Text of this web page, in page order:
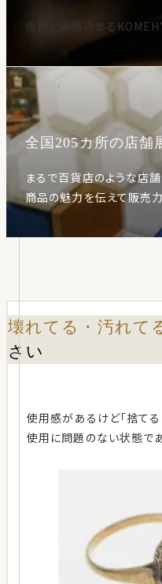
信頼と実績のある
全国205カ所の店舗
まるで百貨店のような店舗
商品の魅力を伝えて販売
壊れてる・汚れて
さい
使用感があるけど「捨て
使用に問題のない状態で